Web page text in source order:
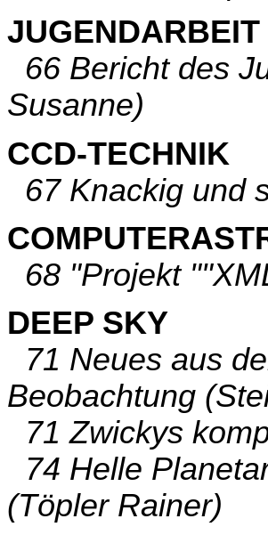
JUGENDARBEIT
66 Bericht des
Susanne)
CCD-TECHNIK
67 Knackig und
68 "Projekt
DEEP SKY
71 Neues aus
Beobachtung
71 Zwickys
74 Helle
(Töpler Rainer)